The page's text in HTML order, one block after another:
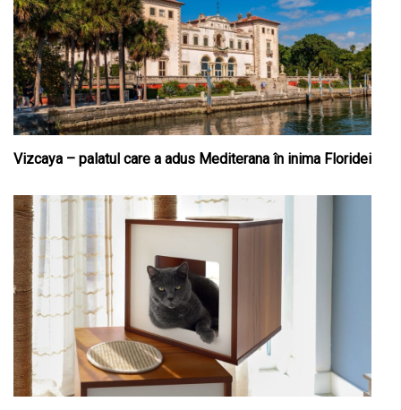
Vizcaya – palatul care a adus Mediterana în inima Floridei